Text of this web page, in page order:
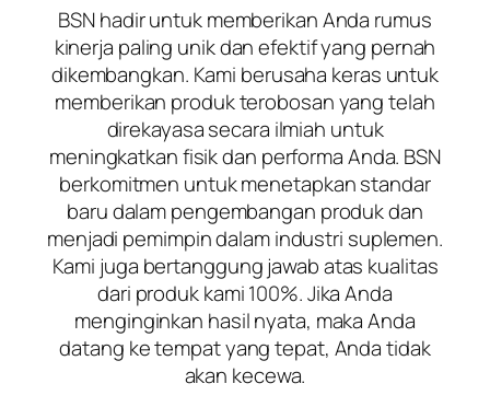
BSN hadir untuk memberikan Anda rumus
kinerja paling unik dan efektif yang pernah
dikembangkan. Kami berusaha keras untuk
memberikan produk terobosan yang telah
direkayasa secara ilmiah untuk
meningkatkan fisik dan performa Anda. BSN
berkomitmen untuk menetapkan standar
baru dalam pengembangan produk dan
menjadi pemimpin dalam industri suplemen.
Kami juga bertanggung jawab atas kualitas
dari produk kami 100%. Jika Anda
menginginkan hasil nyata, maka Anda
datang ke tempat yang tepat, Anda tidak
akan kecewa.